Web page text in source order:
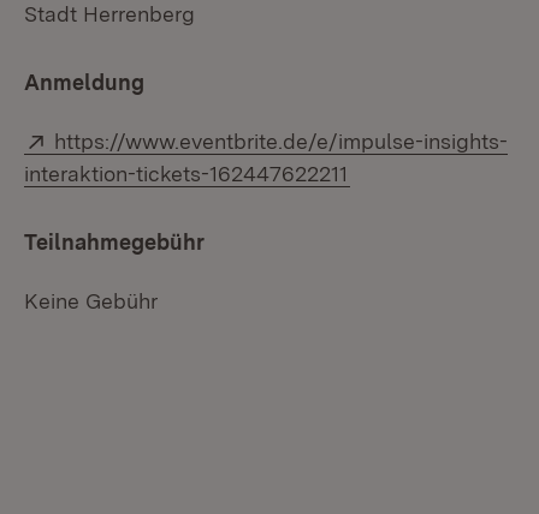
Stadt Herrenberg
Anmeldung
Extern:
https://www.eventbrite.de/e/impulse-insights-
interaktion-tickets-162447622211
Teilnahmegebühr
Keine Gebühr